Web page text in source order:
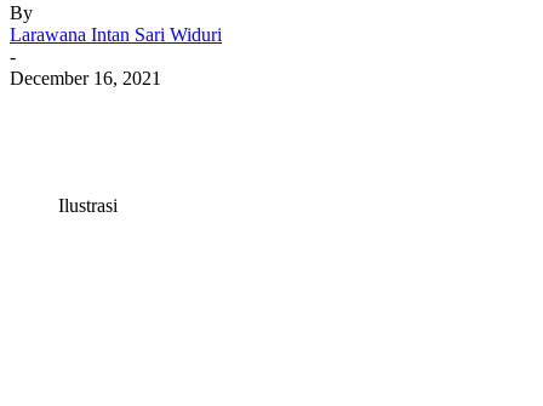
By
Larawana Intan Sari Widuri
-
December 16, 2021
Ilustrasi